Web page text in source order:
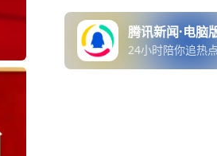
腾讯新闻·电脑
24小时陪你追热点